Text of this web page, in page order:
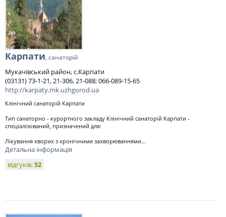
Карпати, санаторій
Мукачівський район, с.Карпати
(03131) 73-1-21, 21-306, 21-088; 066-089-15-65
http://karpaty.mk.uzhgorod.ua
Клінічний санаторій Карпати
Тип санаторно - курортного закладу Клінічний санаторій Карпати -
спеціалізований, призначений для:
Лікування хворих з хронічними захворюваннями...
Детальна інформація
відгуків:52